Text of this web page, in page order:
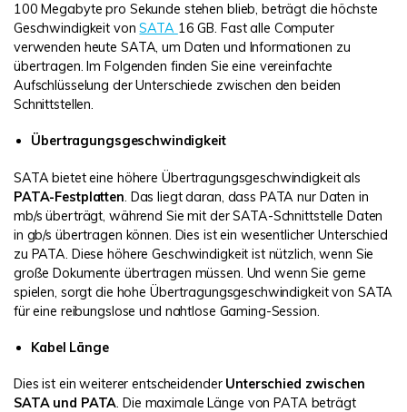
100 Megabyte pro Sekunde stehen blieb, beträgt die höchste
Geschwindigkeit vonSATA 16 GB. Fast alle Computer
verwenden heute SATA, um Daten und Informationen zu
übertragen. Im Folgenden finden Sie eine vereinfachte
Aufschlüsselung der Unterschiede zwischen den beiden
Schnittstellen.
Übertragungsgeschwindigkeit
SATA bietet eine höhere Übertragungsgeschwindigkeit als
PATA-Festplatten. Das liegt daran, dass PATA nur Daten in
mb/s überträgt, während Sie mit der SATA-Schnittstelle Daten
in gb/s übertragen können. Dies ist ein wesentlicher Unterschied
zu PATA. Diese höhere Geschwindigkeit ist nützlich, wenn Sie
große Dokumente übertragen müssen. Und wenn Sie gerne
spielen, sorgt die hohe Übertragungsgeschwindigkeit von SATA
für eine reibungslose und nahtlose Gaming-Session.
Kabel Länge
Dies ist ein weiterer entscheidender Unterschied zwischen
SATA und PATA. Die maximale Länge von PATA beträgt